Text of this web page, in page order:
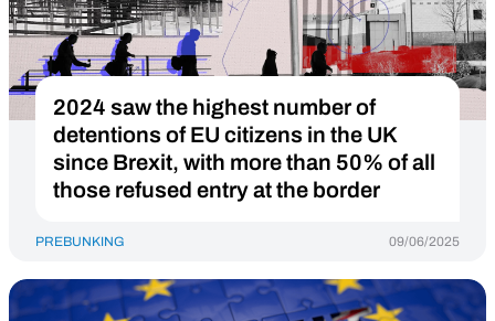
2024 saw the highest number of
detentions of EU citizens in the UK
since Brexit, with more than 50% of all
those refused entry at the border
PREBUNKING 09/06/2025